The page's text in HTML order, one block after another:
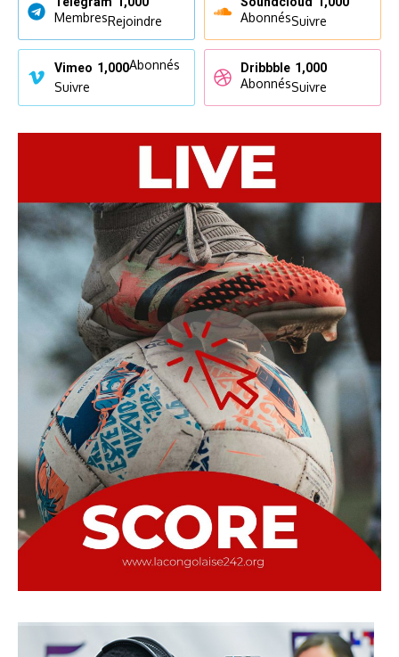
MembresRejoindre AbonnésSuivre
Vimeo 1,000Abonnés
Suivre
Dribbble 1,000
AbonnésSuivre